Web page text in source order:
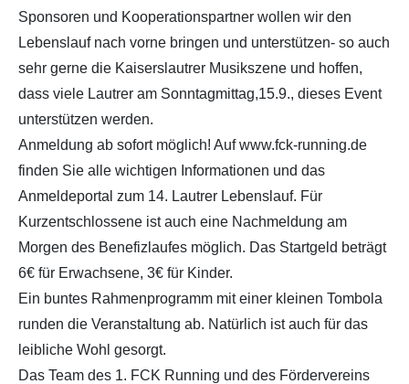
Sponsoren und Kooperationspartner wollen wir den
Lebenslauf nach vorne bringen und unterstützen- so auch
sehr gerne die Kaiserslautrer Musikszene und hoffen,
dass viele Lautrer am Sonntagmittag,15.9., dieses Event
unterstützen werden.
Anmeldung ab sofort möglich! Auf www.fck-running.de
finden Sie alle wichtigen Informationen und das
Anmeldeportal zum 14. Lautrer Lebenslauf. Für
Kurzentschlossene ist auch eine Nachmeldung am
Morgen des Benefizlaufes möglich. Das Startgeld beträgt
6€ für Erwachsene, 3€ für Kinder.
Ein buntes Rahmenprogramm mit einer kleinen Tombola
runden die Veranstaltung ab. Natürlich ist auch für das
leibliche Wohl gesorgt.
Das Team des 1. FCK Running und des Fördervereins